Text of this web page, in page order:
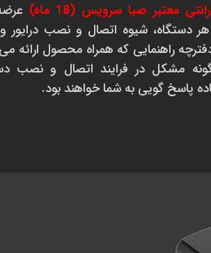
معتبر صبا سرویس (18 ماه)
دستگاه، شیوه اتصال و نصب درایور
راهنمایی که همراه محصول ارائه
مشکل در فرایند اتصال و نصب
پاسخ گویی به شما خواهند بود.